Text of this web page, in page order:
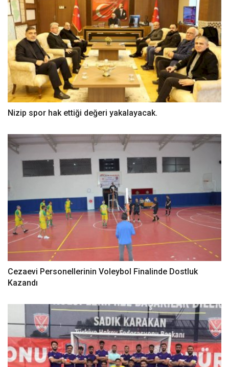
Nizip spor hak ettiği değeri yakalayacak.
Cezaevi Personellerinin Voleybol Finalinde Dostluk
Kazandı